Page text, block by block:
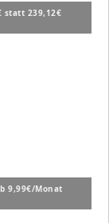
statt 239,12€
9,99€/Monat